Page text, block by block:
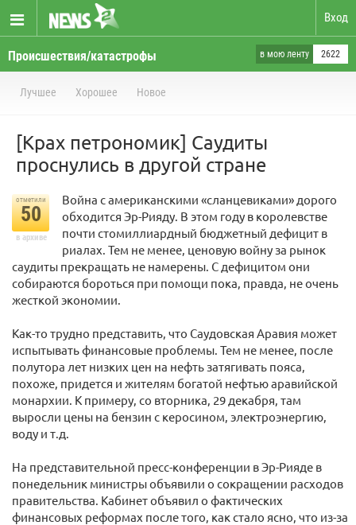
Вход
Происшествия/катастрофы в мою ленту 2622
Лучшее Хорошее Новое
[Крах петрономик] Саудиты
проснулись в другой стране
отметили
50
в архиве
Война с американскими «сланцевиками» дорого
обходится Эр-Рияду. В этом году в королевстве
почти стомиллиардный бюджетный дефицит в
риалах. Тем не менее, ценовую войну за рынок
саудиты прекращать не намерены. С дефицитом они
собираются бороться при помощи пока, правда, не очень
жесткой экономии.
Как-то трудно представить, что Саудовская Аравия может
испытывать финансовые проблемы. Тем не менее, после
полутора лет низких цен на нефть затягивать пояса,
похоже, придется и жителям богатой нефтью аравийской
монархии. К примеру, со вторника, 29 декабря, там
выросли цены на бензин с керосином, электроэнергию,
воду и т.д.
На представительной пресс-конференции в Эр-Рияде в
понедельник министры объявили о сокращении расходов
правительства. Кабинет объявил о фактических
финансовых реформах после того, как стало ясно, что из-за